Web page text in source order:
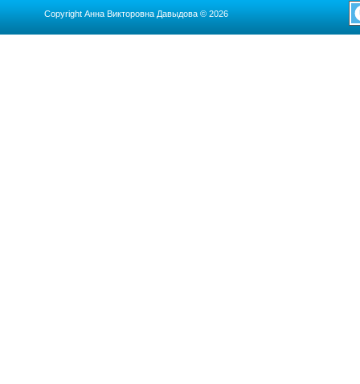
Copyright Анна Викторовна Давыдова © 2026